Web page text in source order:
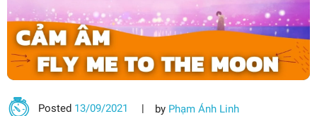
Posted 13/09/2021 by Phạm Ánh Linh